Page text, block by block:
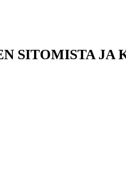
SITOMISTA JA